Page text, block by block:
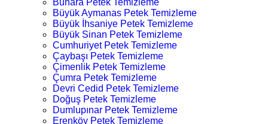
Buhara Petek Temizleme
Büyük Aymanas Petek Temizleme
Büyük İhsaniye Petek Temizleme
Büyük Sinan Petek Temizleme
Cumhuriyet Petek Temizleme
Çaybaşı Petek Temizleme
Çimenlik Petek Temizleme
Çumra Petek Temizleme
Devri Cedid Petek Temizleme
Doğuş Petek Temizleme
Dumlupınar Petek Temizleme
Erenköy Petek Temizleme